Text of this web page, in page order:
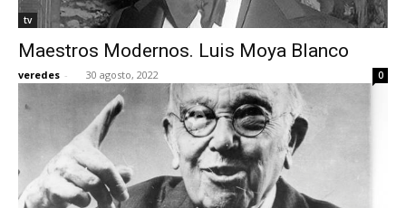
tv
Maestros Modernos. Luis Moya Blanco
veredes - 30 agosto, 2022 0